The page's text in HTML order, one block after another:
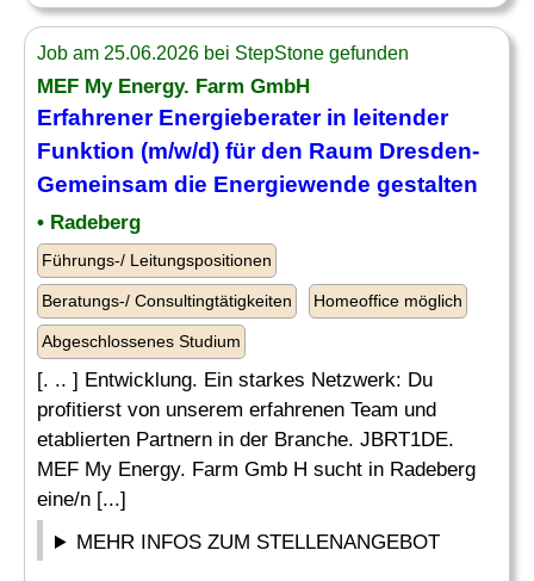
Job am 25.06.2026 bei StepStone gefunden
MEF My Energy. Farm GmbH
Erfahrener Energieberater in leitender
Funktion (m/w/d) für den Raum Dresden-
Gemeinsam die Energiewende gestalten
• Radeberg
Führungs-/ Leitungspositionen
Beratungs-/ Consultingtätigkeiten Homeoffice möglich
Abgeschlossenes Studium
[. .. ] Entwicklung. Ein starkes Netzwerk: Du
profitierst von unserem erfahrenen Team und
etablierten Partnern in der Branche. JBRT1DE.
MEF My Energy. Farm Gmb H sucht in Radeberg
eine/n [...]
MEHR INFOS ZUM STELLENANGEBOT